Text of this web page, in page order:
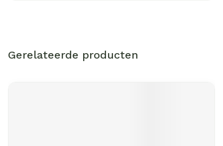
Gerelateerde producten